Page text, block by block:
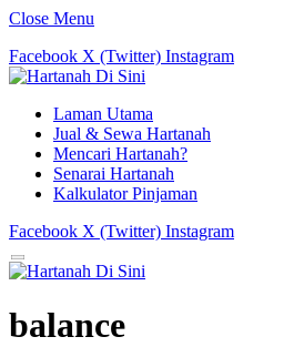
Close Menu
Facebook X (Twitter) Instagram
Laman Utama
Jual & Sewa Hartanah
Mencari Hartanah?
Senarai Hartanah
Kalkulator Pinjaman
Facebook X (Twitter) Instagram
balance